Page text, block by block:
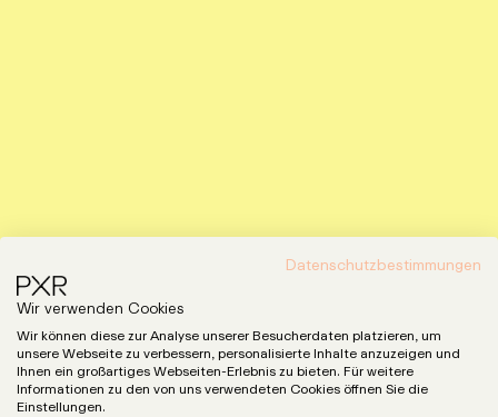
Datenschutzbestimmungen
Wir verwenden Cookies
Wir können diese zur Analyse unserer Besucherdaten platzieren, um
unsere Webseite zu verbessern, personalisierte Inhalte anzuzeigen und
Ihnen ein großartiges Webseiten-Erlebnis zu bieten. Für weitere
Informationen zu den von uns verwendeten Cookies öffnen Sie die
Einstellungen.